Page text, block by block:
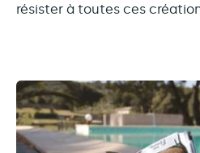
résister à toutes ces